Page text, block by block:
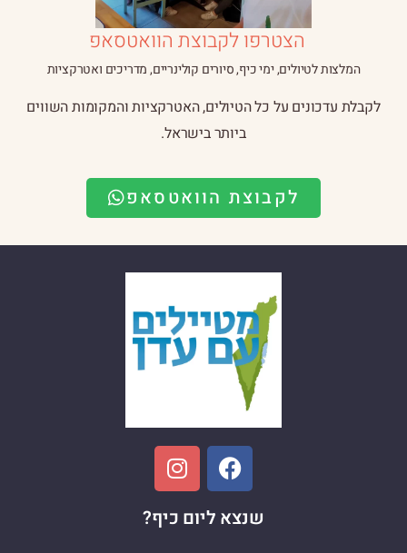
הצטרפו לקבוצת הוואטסאפ
המלצות לטיולים, ימי כיף, סיורים קולינריים, מדריכים ואטרקציות
לקבלת עדכונים על כל הטיולים, האטרקציות והמקומות השווים
ביותר בישראל.
לקבוצת הוואטסאפ
שנצא ליום כיף?